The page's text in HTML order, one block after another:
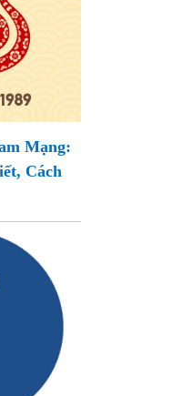
Mạng:
Cách